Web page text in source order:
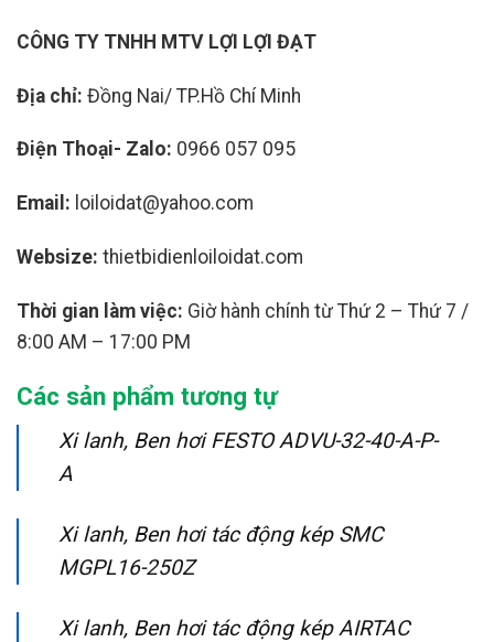
CÔNG TY TNHH MTV LỢI LỢI ĐẠT
Địa chỉ: Đồng Nai/ TP.Hồ Chí Minh
Điện Thoại- Zalo: 0966 057 095
Email: loiloidat@yahoo.com
Websize: thietbidienloiloidat.com
Thời gian làm việc: Giờ hành chính từ Thứ 2 – Thứ 7 /
8:00 AM – 17:00 PM
Các sản phẩm tương tự
Xi lanh, Ben hơi FESTO ADVU-32-40-A-P-
A
Xi lanh, Ben hơi tác động kép SMC
MGPL16-250Z
Xi lanh, Ben hơi tác động kép AIRTAC